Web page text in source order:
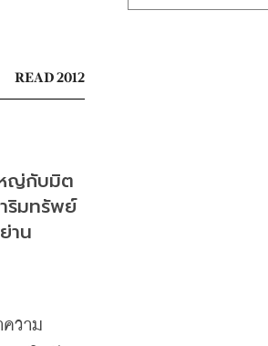
READ 2012
หญ่กับมิต
ริมทรัพย์
าน
วาม